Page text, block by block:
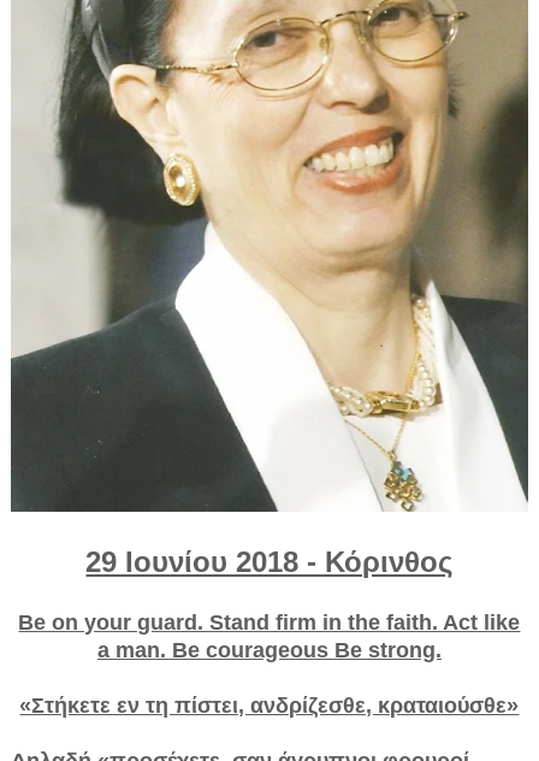
29 Ιουνίου 2018 - Κόρινθος
Be on your guard. Stand firm in the faith. Act like
a man. Be courageous Be strong.
«Στήκετε εν τη πίστει, ανδρίζεσθε, κραταιούσθε»